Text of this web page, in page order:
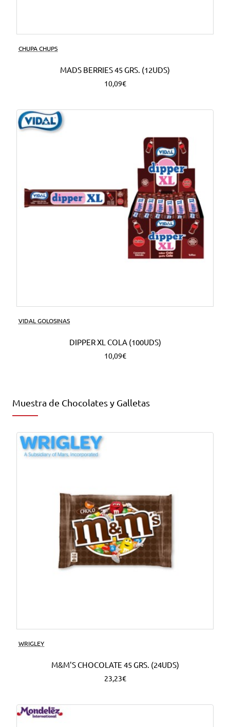
CHUPA CHUPS
MADS BERRIES 45 GRS. (12UDS)
10,09€
VIDAL GOLOSINAS
DIPPER XL COLA (100UDS)
10,09€
Muestra de Chocolates y Galletas
WRIGLEY
M&M'S CHOCOLATE 45 GRS. (24UDS)
23,23€